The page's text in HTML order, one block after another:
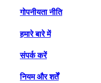
गोपनीयता नीति
हमारे बारे में
संपर्क करें
नियम और शर्तें